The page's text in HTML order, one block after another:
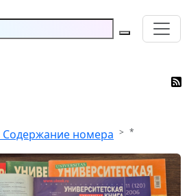
Содержание номера *